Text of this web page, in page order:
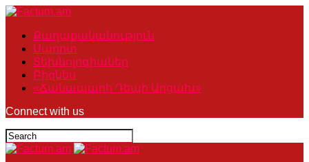
Քաղաքականություն
Սպորտ
Տեխնոլոգիաներ
Բիզնես
«Ճանապարհ Դեպի Արցախ»
Connect with us